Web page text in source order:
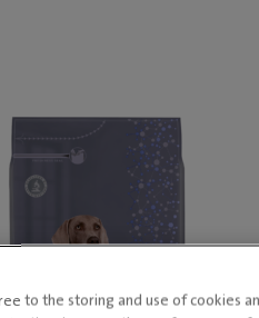
to the storing and use of cookies